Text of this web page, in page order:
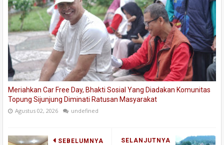
Meriahkan Car Free Day, Bhakti Sosial Yang Diadakan Komunitas
Topung Sijunjung Diminati Ratusan Masyarakat
Agustus 02, 2026 undefined
SELANJUTNYA
SEBELUMNYA